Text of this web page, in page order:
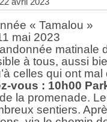
« Tamalou »
mai 2023
matinale
à tous, aussi
celles qui ont
vous : 10h00
la promenade.
sentiers.